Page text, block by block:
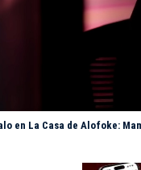
en La Casa de Alofoke: